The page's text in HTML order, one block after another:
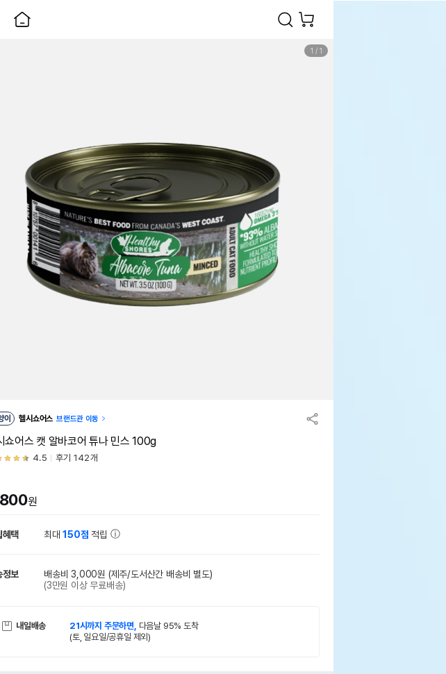
1 / 1
이 헬시쇼어스 브랜드관 이동
쇼어스 캣 알바코어 튜나 민스 100g
4.5 후기 142개
원
혜택 최대150점 적립
정보 배송비 3,000원 (제주/도서산간 배송비 별도)
(3만원 이상 무료배송)
내일배송 21시까지 주문하면, 다음날 95% 도착
(토, 일요일/공휴일 제외)